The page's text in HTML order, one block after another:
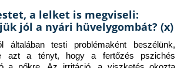
a lelket is megviseli:
jól a nyári hüvelygombát? (x)
általában testi problémaként beszélünk,
azt a tényt, hogy a fertőzés pszichés